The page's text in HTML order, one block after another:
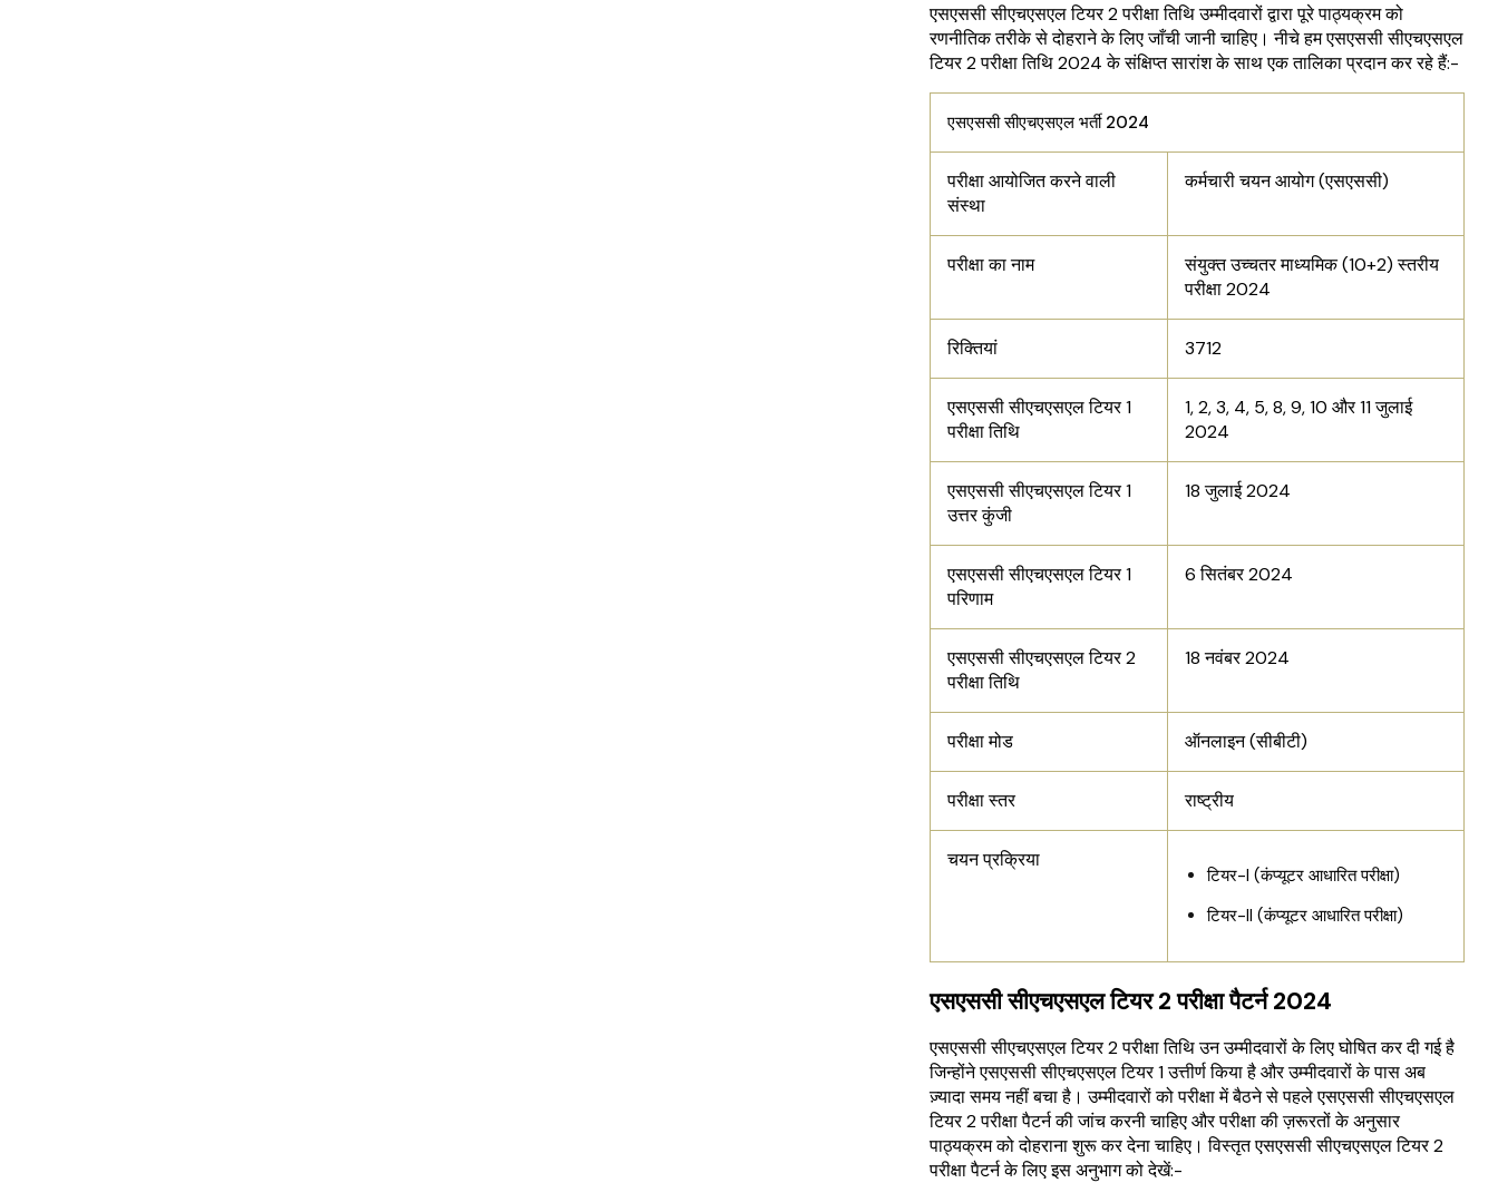
एसएससी सीएचएसएल टियर 2 परीक्षा तिथि उम्मीदवारों द्वारा पूरे पाठ्यक्रम को
रणनीतिक तरीके से दोहराने के लिए जाँची जानी चाहिए। नीचे हम एसएससी सीएचएसएल
टियर 2 परीक्षा तिथि 2024 के संक्षिप्त सारांश के साथ एक तालिका प्रदान कर रहे हैं:-
एसएससी सीएचएसएल भर्ती 2024
परीक्षा आयोजित करने वाली
संस्था
कर्मचारी चयन आयोग (एसएससी)
परीक्षा का नाम
संयुक्त उच्चतर माध्यमिक (10+2) स्तरीय
परीक्षा 2024
रिक्तियां 3712
एसएससी सीएचएसएल टियर 1
परीक्षा तिथि
1, 2, 3, 4, 5, 8, 9, 10 और 11 जुलाई
2024
एसएससी सीएचएसएल टियर 1
उत्तर कुंजी
18 जुलाई 2024
एसएससी सीएचएसएल टियर 1
परिणाम
6 सितंबर 2024
एसएससी सीएचएसएल टियर 2
परीक्षा तिथि
18 नवंबर 2024
परीक्षा मोड ऑनलाइन (सीबीटी)
परीक्षा स्तर राष्ट्रीय
चयन प्रक्रिया
टियर-I (कंप्यूटर आधारित परीक्षा)
टियर-II (कंप्यूटर आधारित परीक्षा)
एसएससी सीएचएसएल टियर 2 परीक्षा पैटर्न 2024
एसएससी सीएचएसएल टियर 2 परीक्षा तिथि उन उम्मीदवारों के लिए घोषित कर दी गई है
जिन्होंने एसएससी सीएचएसएल टियर 1 उत्तीर्ण किया है और उम्मीदवारों के पास अब
ज़्यादा समय नहीं बचा है। उम्मीदवारों को परीक्षा में बैठने से पहले एसएससी सीएचएसएल
टियर 2 परीक्षा पैटर्न की जांच करनी चाहिए और परीक्षा की ज़रूरतों के अनुसार
पाठ्यक्रम को दोहराना शुरू कर देना चाहिए। विस्तृत एसएससी सीएचएसएल टियर 2
परीक्षा पैटर्न के लिए इस अनुभाग को देखें:-